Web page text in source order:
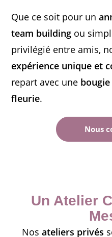
Que ce soit pour un
team building ou
privilégié entre amis,
expérience unique et
repart avec une
fleurie.
Nous
Un Atelier
Nos ateliers privés